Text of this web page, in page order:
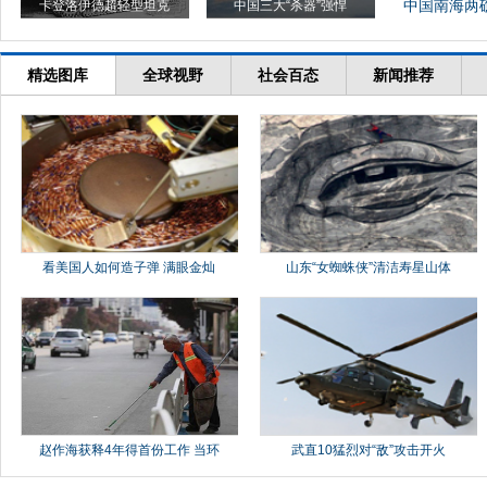
卡登洛伊德超轻型坦克 中国三大“杀器”强悍 中国南海两
精选图库 全球视野 社会百态 新闻推荐
看美国人如何造子弹 满眼金灿 山东“女蜘蛛侠”清洁寿星山体
赵作海获释4年得首份工作 当环 武直10猛烈对“敌”攻击开火